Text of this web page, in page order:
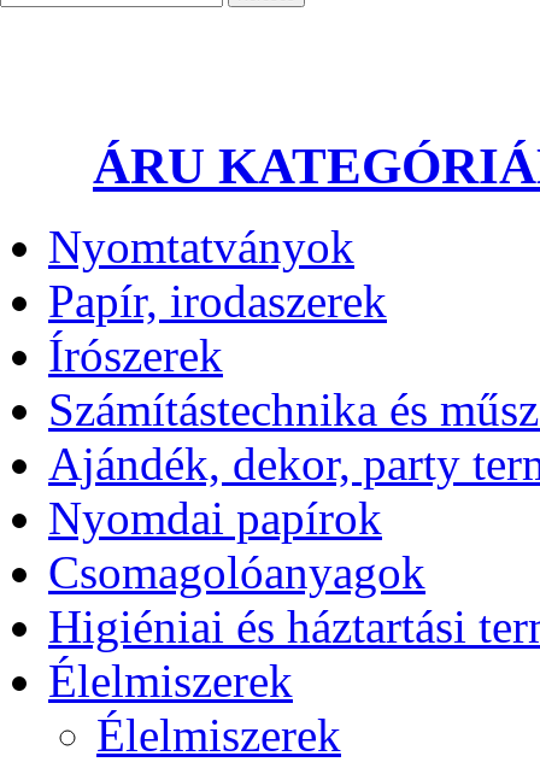
ÁRU
Nyomtatványok
Papír, irodaszerek
Írószerek
Számítástechnika és
Ajándék, dekor, party
Nyomdai papírok
Csomagolóanyagok
Higiéniai és háztartási
Élelmiszerek
Élelmiszerek